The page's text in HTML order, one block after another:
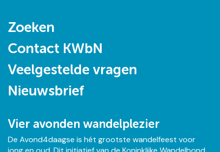
Doormat
Zoeken
Contact KWbN
Veelgestelde vragen
Nieuwsbrief
Vier avonden wandelplezier
De Avond4daagse is hét grootste wandelfeest voor